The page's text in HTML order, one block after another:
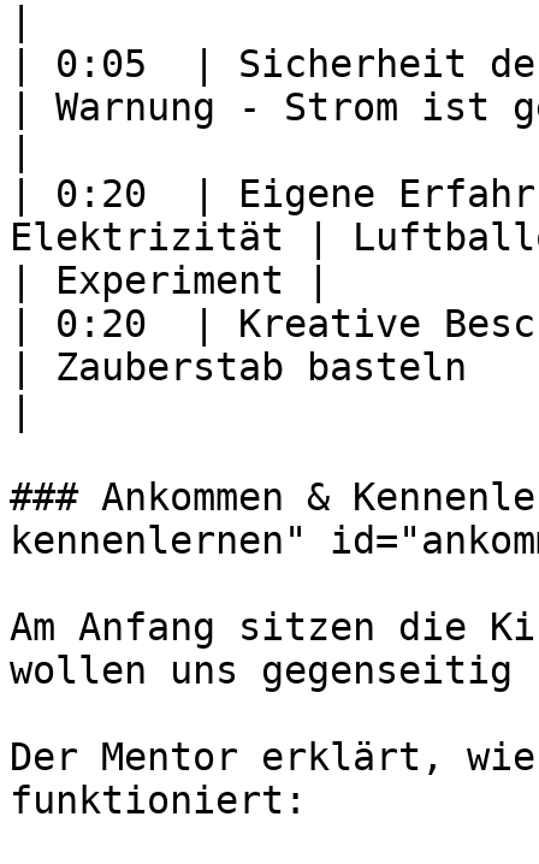
| 0:05  | Sicherheit
| Warnung - Strom
| 0:20  | Eigene
Elektrizität |
| Experiment |
| 0:20  | Kreative
| Zauberstab
### Ankommen &
kennenlernen"
Am Anfang sitzen die
wollen uns gegenseitig
Der Mentor erklärt,
funktioniert: